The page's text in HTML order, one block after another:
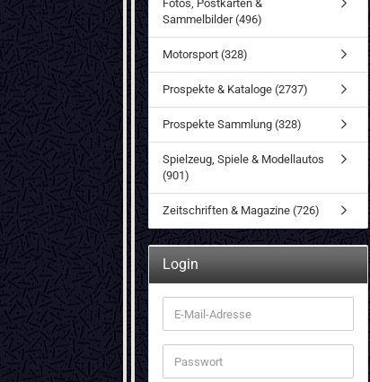
Fotos, Postkarten &
Sammelbilder (496)
Motorsport (328)
Prospekte & Kataloge (2737)
Prospekte Sammlung (328)
Spielzeug, Spiele & Modellautos
(901)
Zeitschriften & Magazine (726)
Login
E-
Mail-
Adresse
Passwort